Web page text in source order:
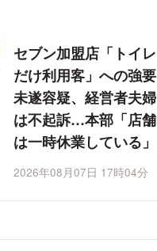
セブン加盟店「トイレ
だけ利用客」への強要
未遂容疑、経営者夫婦
は不起訴…本部「店舗
は一時休業している」
2026年08月07日 17時04分